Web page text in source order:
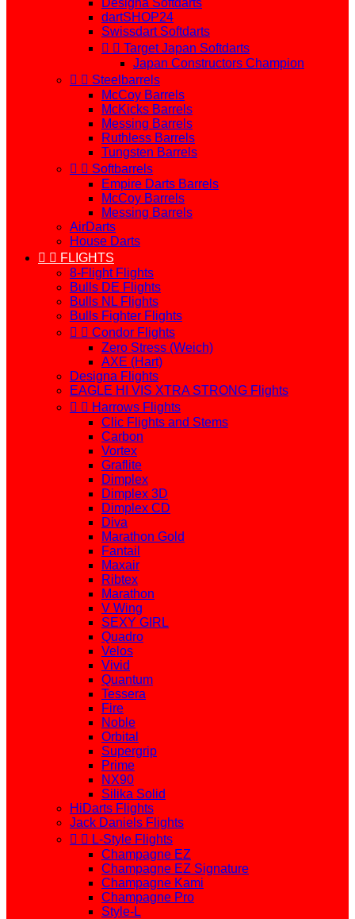
Designa Softdarts
dartSHOP24
Swissdart Softdarts
  Target Japan Softdarts
Japan Constructors Champion
  Steelbarrels
McCoy Barrels
McKicks Barrels
Messing Barrels
Ruthless Barrels
Tungsten Barrels
  Softbarrels
Empire Darts Barrels
McCoy Barrels
Messing Barrels
AirDarts
House Darts
  FLIGHTS
8-Flight Flights
Bulls DE Flights
Bulls NL Flights
Bulls Fighter Flights
  Condor Flights
Zero Stress (Weich)
AXE (Hart)
Designa Flights
EAGLE HI VIS XTRA STRONG Flights
  Harrows Flights
Clic Flights and Stems
Carbon
Vortex
Graflite
Dimplex
Dimplex 3D
Dimplex CD
Diva
Marathon Gold
Fantail
Maxair
Ribtex
Marathon
V Wing
SEXY GIRL
Quadro
Velos
Vivid
Quantum
Tessera
Fire
Noble
Orbital
Supergrip
Prime
NX90
Silika Solid
HiDarts Flights
Jack Daniels Flights
  L-Style Flights
Champagne EZ
Champagne EZ Signature
Champagne Kami
Champagne Pro
Style-L